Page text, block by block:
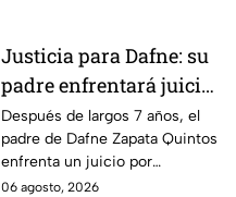
Justicia para Dafne: su
padre enfrentará juicio
por presunto abuso
cometido en 2019 en
Tamaulipas
Después de largos 7 años, el
padre de Dafne Zapata Quintos
enfrenta un juicio por
presuntamente abusar de la
06 agosto, 2026